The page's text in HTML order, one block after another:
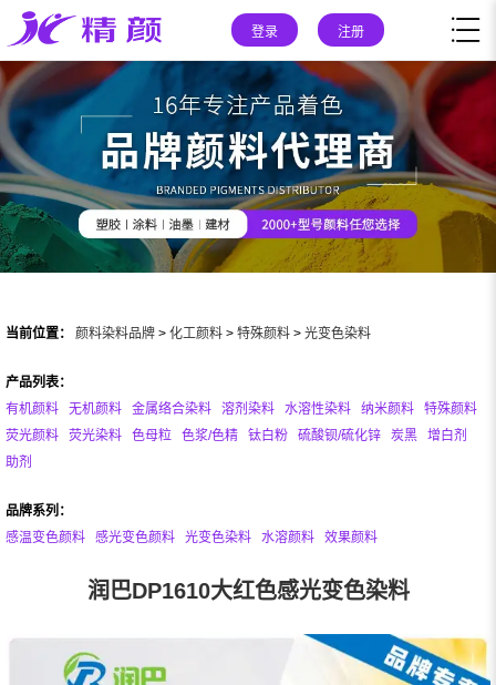
登录 注册
当前位置： 颜料染料品牌 > 化工颜料 > 特殊颜料 > 光变色染料
产品列表：
有机颜料
无机颜料 金属络合染料 溶剂染料 水溶性染料 纳米颜料
特殊颜料
荧光颜料
荧光染料 色母粒 色浆/色精 钛白粉 硫酸钡/硫化锌 炭黑
增白剂
助剂
品牌系列：
感温变色颜料
感光变色颜料 光变色染料 水溶颜料 效果颜料
润巴DP1610大红色感光变色染料